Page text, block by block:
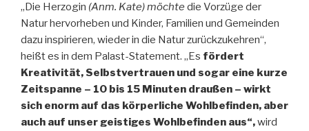
„Die Herzogin (Anm. Kate) möchte die Vorzüge der
Natur hervorheben und Kinder, Familien und Gemeinden
dazu inspirieren, wieder in die Natur zurückzukehren“,
heißt es in dem Palast-Statement. „Es fördert
Kreativität, Selbstvertrauen und sogar eine kurze
Zeitspanne – 10 bis 15 Minuten draußen – wirkt
sich enorm auf das körperliche Wohlbefinden, aber
auch auf unser geistiges Wohlbefinden aus“,wird